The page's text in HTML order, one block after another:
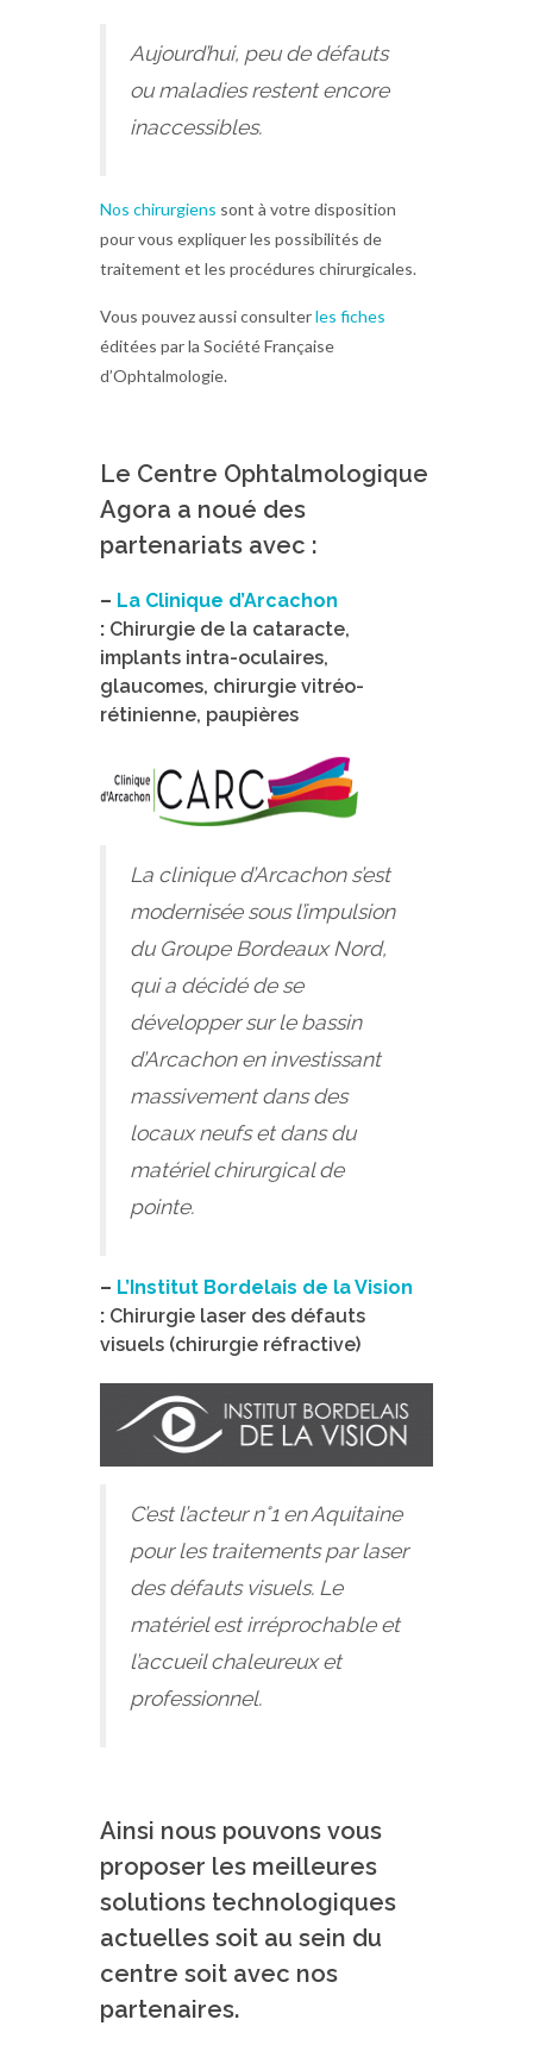
Aujourd’hui, peu de défauts
ou maladies restent encore
inaccessibles.
Nos chirurgiens sont à votre disposition
pour vous expliquer les possibilités de
traitement et les procédures chirurgicales.
Vous pouvez aussi consulterles fiches
éditées par la Société Française
d’Ophtalmologie.
Le Centre Ophtalmologique
Agora a noué des
partenariats avec :
– La Clinique d’Arcachon
: Chirurgie de la cataracte,
implants intra-oculaires,
glaucomes, chirurgie vitréo-
rétinienne, paupières
La clinique d’Arcachon s’est
modernisée sous l’impulsion
du Groupe Bordeaux Nord,
qui a décidé de se
développer sur le bassin
d’Arcachon en investissant
massivement dans des
locaux neufs et dans du
matériel chirurgical de
pointe.
– L’Institut Bordelais de la Vision
: Chirurgie laser des défauts
visuels (chirurgie réfractive)
C’est l’acteur n°1 en Aquitaine
pour les traitements par laser
des défauts visuels. Le
matériel est irréprochable et
l’accueil chaleureux et
professionnel.
Ainsi nous pouvons vous
proposer les meilleures
solutions technologiques
actuelles soit au sein du
centre soit avec nos
partenaires.